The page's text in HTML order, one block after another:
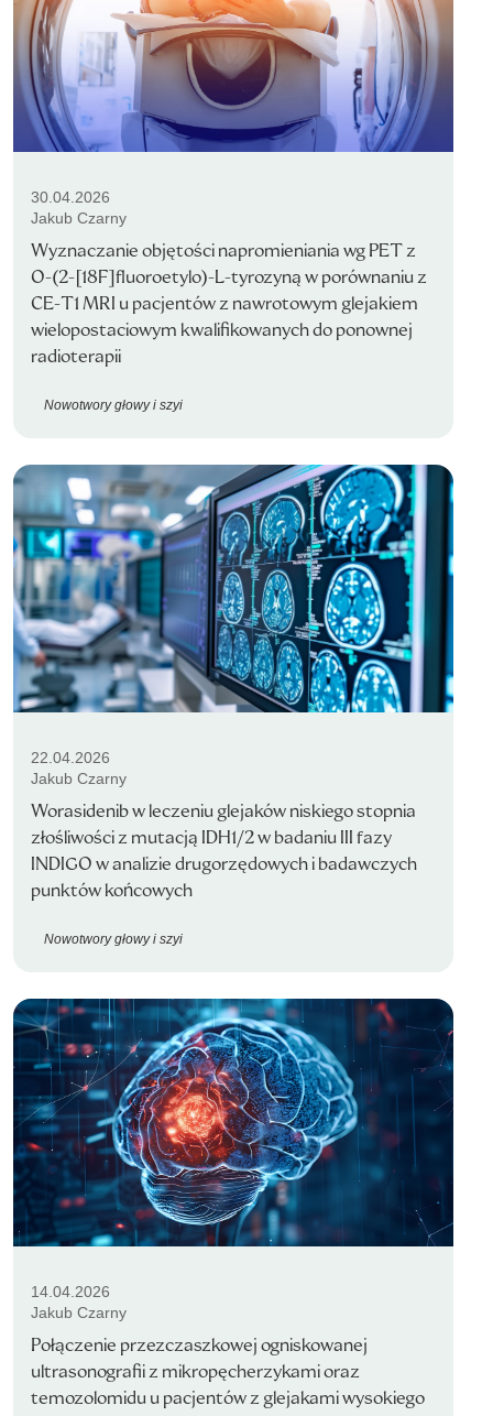
30.04.2026
Jakub Czarny
Wyznaczanie objętości napromieniania wg PET z
O-(2-[18F]fluoroetylo)-L-tyrozyną w porównaniu z
CE-T1 MRI u pacjentów z nawrotowym glejakiem
wielopostaciowym kwalifikowanych do ponownej
radioterapii
Nowotwory głowy i szyi
22.04.2026
Jakub Czarny
Worasidenib w leczeniu glejaków niskiego stopnia
złośliwości z mutacją IDH1/2 w badaniu III fazy
INDIGO w analizie drugorzędowych i badawczych
punktów końcowych
Nowotwory głowy i szyi
14.04.2026
Jakub Czarny
Połączenie przezczaszkowej ogniskowanej
ultrasonografii z mikropęcherzykami oraz
temozolomidu u pacjentów z glejakami wysokiego